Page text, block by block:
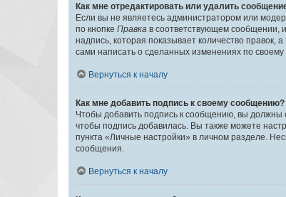
Как мне отредактировать или удалить
Если вы не являетесь администратором или
по кнопке Правка в соответствующем сообщении,
надпись, которая показывает количество
сами написать о сделанных изменениях по
Вернуться к началу
Как мне добавить подпись к своему сообщению?
Чтобы добавить подпись к сообщению, вы должны
чтобы подпись добавилась. Вы также можете
пункта «Личные настройки» в личном разделе.
сообщения.
Вернуться к началу